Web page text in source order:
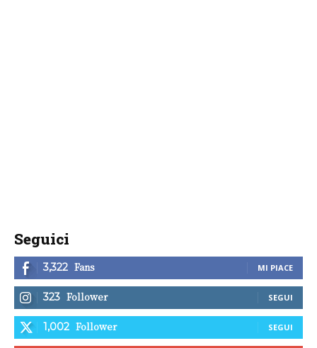
Seguici
3,322 Fans MI PIACE
323 Follower SEGUI
1,002 Follower SEGUI